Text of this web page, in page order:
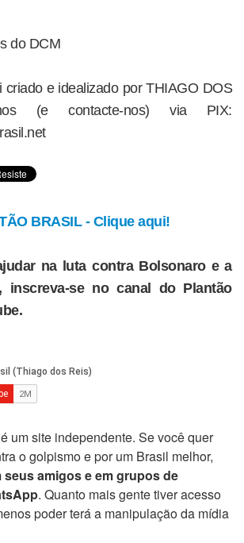
do DCM
criado e idealizado por THIAGO DOS
(e contacte-nos) via PIX:
BRASIL - Clique aqui!
na luta contra Bolsonaro e a
inscreva-se no canal do Plantão
é um site independente. Se você quer
o golpismo e por um Brasil melhor,
amigos e em grupos de
. Quanto mais gente tiver acesso
poder terá a manipulação da mídia